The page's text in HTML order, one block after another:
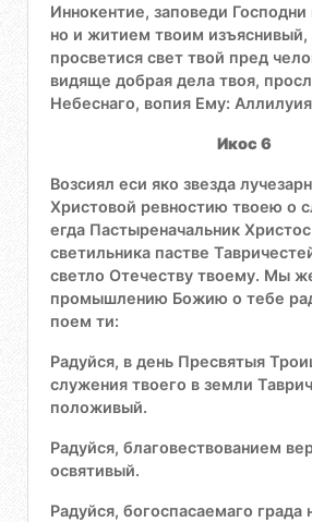
Иннокентие, заповеди
но и житием твоим изъяснивый,
просветися свет твой пред
видяще добрая дела твоя,
Небеснаго, вопия Ему:
Икос 6
Возсиял еси яко звезда
Христовой ревностию твоею о
егда Пастыреначальник
светильника пастве
светло Отечеству твоему. Мы
промышлению Божию о тебе
поем ти:
Радуйся, в день Пресвятыя
служения твоего в земли
положивый.
Радуйся, благовествованием
освятивый.
Радуйся, богоспасаемаго града